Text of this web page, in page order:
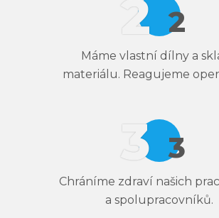
Máme vlastní dílny a
materiálu. Reagujeme
Chráníme zdraví našich
a spolupracovníků.